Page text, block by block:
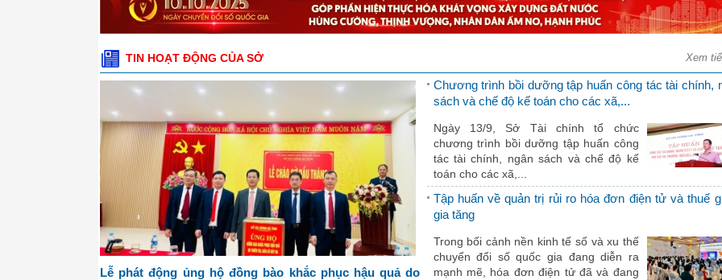
nâng cao hiệu quả quản lý tài chính
trong...
Thúc đẩy phát triển kinh tế - xã hội nhanh,
vững
14/04/2026 14:18:00
tướng Chính phủ
08/04/2026 15:31:00
Đồng chí Ngô Văn Tuấn được bổ nhiệm
chức vụ Bộ trưởng Bộ Tài chính
08/04/2026 15:28:00
I/2026
07/04/2026 14:21:00
Hồ sơ điều chỉnh Quy hoạch tỉnh Hà Tĩnh
TIN HOẠT ĐỘNG CỦA SỞ Xem
Lễ phát động ủng hộ đồng bào khắc phục hậu quả do
Chương trình bồi dưỡng tập huấn công tác tài chính,
sách và chế độ kế toán cho các xã,...
Ngày 13/9, Sở Tài chính tổ chức
chương trình bồi dưỡng tập huấn công
tác tài chính, ngân sách và chế độ kế
toán cho các xã,...
Tập huấn về quản trị rủi ro hóa đơn điện tử và thuế
gia tăng
Trong bối cảnh nền kinh tế số và xu thế
chuyển đổi số quốc gia đang diễn ra
mạnh mẽ, hóa đơn điện tử đã và đang